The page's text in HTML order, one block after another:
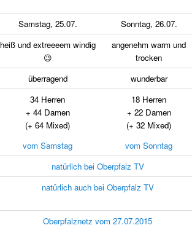
Samstag, 25.07.
Sonntag, 26.07.
heiß und extreeeem windig
😉
angenehm warm und
trocken
überragend
wunderbar
34 Herren
+ 44 Damen
(+ 64 Mixed)
18 Herren
+ 22 Damen
(+ 32 Mixed)
vom Samstag
vom Sonntag
natürlich bei Oberpfalz TV
natürlich auch bei Oberpfalz TV
Oberpfalznetz vom 27.07.2015